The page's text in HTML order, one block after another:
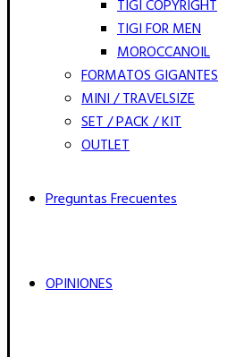
TIGI COPYRIGHT
TIGI FOR MEN
MOROCCANOIL
FORMATOS GIGANTES
MINI / TRAVELSIZE
SET / PACK / KIT
OUTLET
Preguntas Frecuentes
OPINIONES